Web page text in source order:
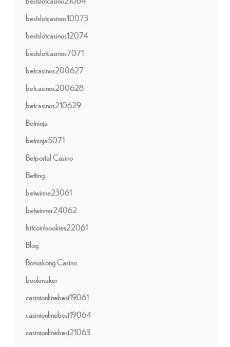
bestslotcasinos10073
bestslotcasinos12074
bestslotcasinos7071
betcasinos200627
betcasinos200628
betcasinos210629
Betninja
betninja5071
Betportal Casino
Betting
betwinne23061
betwinner24062
bitcoinbookies22061
Blog
Bonuskong Casino
bookmaker
casinionlinebest19061
casinionlinebest19064
casinionlinebest21063